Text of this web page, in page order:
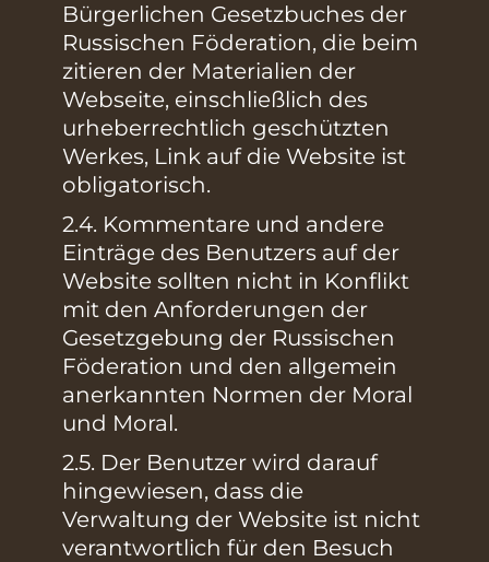
Bürgerlichen Gesetzbuches der
Russischen Föderation, die beim
zitieren der Materialien der
Webseite, einschließlich des
urheberrechtlich geschützten
Werkes, Link auf die Website ist
obligatorisch.
2.4. Kommentare und andere
Einträge des Benutzers auf der
Website sollten nicht in Konflikt
mit den Anforderungen der
Gesetzgebung der Russischen
Föderation und den allgemein
anerkannten Normen der Moral
und Moral.
2.5. Der Benutzer wird darauf
hingewiesen, dass die
Verwaltung der Website ist nicht
verantwortlich für den Besuch